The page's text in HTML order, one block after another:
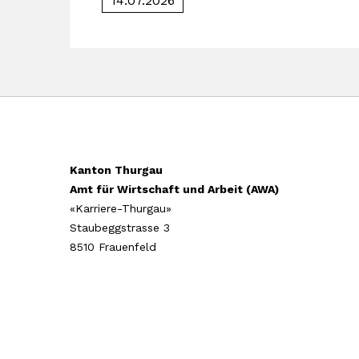
Kanton Thurgau
Amt für Wirtschaft und Arbeit (AWA)
«Karriere-Thurgau»
Staubeggstrasse 3
8510 Frauenfeld